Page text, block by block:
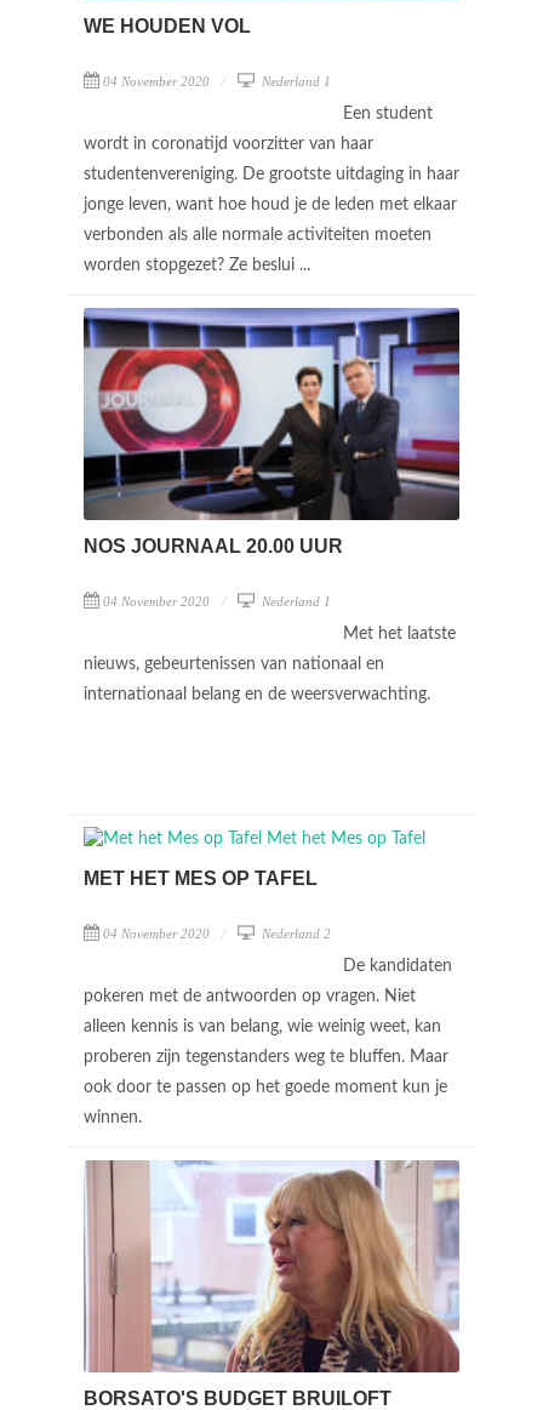
WE HOUDEN VOL
04 November 2020 Nederland 1
Een student
wordt in coronatijd voorzitter van haar
studentenvereniging. De grootste uitdaging in haar
jonge leven, want hoe houd je de leden met elkaar
verbonden als alle normale activiteiten moeten
worden stopgezet? Ze beslui ...
NOS JOURNAAL 20.00 UUR
04 November 2020 Nederland 1
Met het laatste
nieuws, gebeurtenissen van nationaal en
internationaal belang en de weersverwachting.
MET HET MES OP TAFEL
04 November 2020 Nederland 2
De kandidaten
pokeren met de antwoorden op vragen. Niet
alleen kennis is van belang, wie weinig weet, kan
proberen zijn tegenstanders weg te bluffen. Maar
ook door te passen op het goede moment kun je
winnen.
BORSATO'S BUDGET BRUILOFT